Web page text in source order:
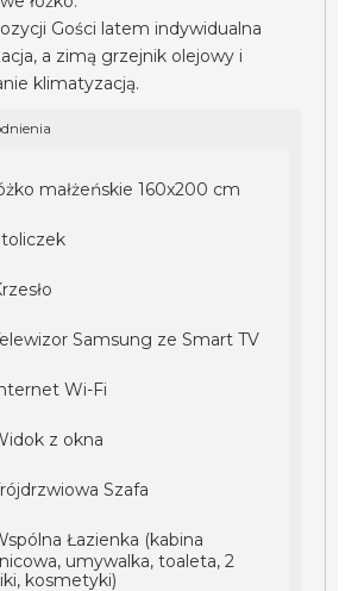
Gości latem indywidualna
a zimą grzejnik olejowy i
klimatyzacją.
małżeńskie 160x200 cm
Samsung ze Smart TV
Wi-Fi
z okna
Szafa
Łazienka (kabina
umywalka, toaleta, 2
kosmetyki)